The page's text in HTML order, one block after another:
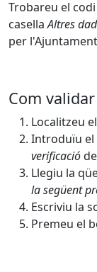
Trobareu el
casellaAltres
per
Com
Localitzeu
Introduïu el
verificació
Llegiu la
la següent
Escriviu la
Premeu el